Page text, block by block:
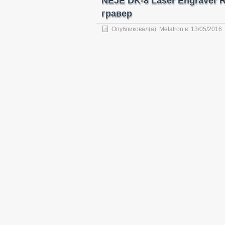
гравер
Опубликовал(а): Metatron в: 13/05/2016